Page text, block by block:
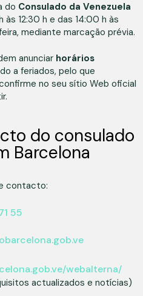
do Consulado da Venezuela
12:30 h e das 14:00 h às
mediante marcação prévia.
anunciar horários
a feriados, pelo que
no seu sítio Web oficial
do consulado
Barcelona
contacto:
55
webalterna/
actualizados e notícias)